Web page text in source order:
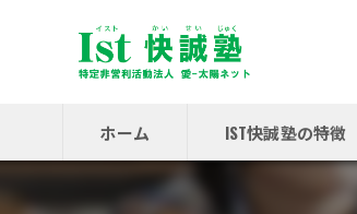
ホーム IST快誠塾の特徴